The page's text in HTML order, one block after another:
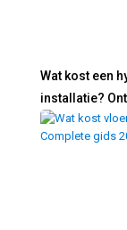
Wat kost een
installatie?